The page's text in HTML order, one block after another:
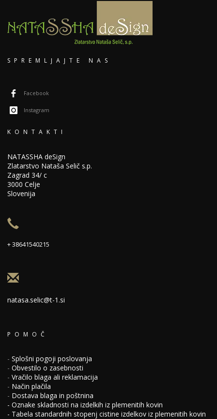
SPREMLJAJTE NAS
Facebook
Instagram
KONTAKTI
NATASSHA deSign
Zlatarstvo Nataša Selič s.p.
Zagrad 34/ c
3000 Celje
Slovenija
+ 38641540215
natasa.selic@t-1.si
POMOČ
- Splošni pogoji poslovanja
- Obvestilo o zasebnosti
- Vračilo blaga ali reklamacija
- Način plačila
- Dostava blaga in poštnina
- Oznake skladnosti na izdelkih iz plemenitih kovin
- Tabela standardnih stopenj cistine izdelkov iz plemenitih kovin